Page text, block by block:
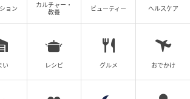
アレルギーなどで洗濯物を外に干さ
ので、室内で洗濯物を干せる設備があ
す。
ョン
カルチャー・
教養
ビューティー ヘルスケア
い レシピ グルメ おでかけ